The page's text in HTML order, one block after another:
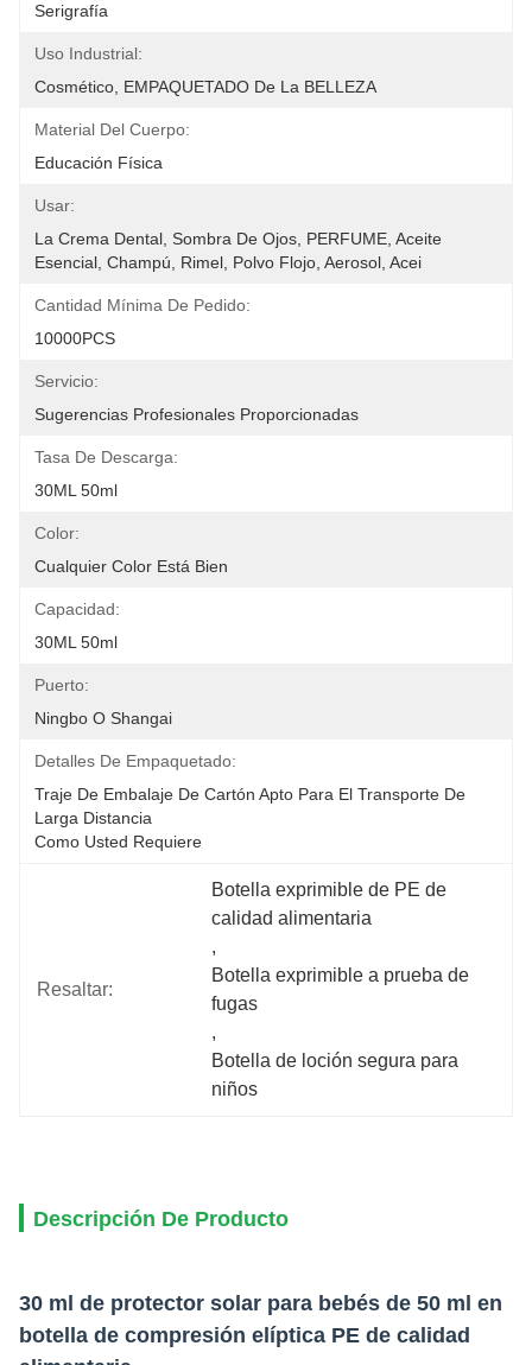
Serigrafía
Uso Industrial:
Cosmético, EMPAQUETADO De La BELLEZA
Material Del Cuerpo:
Educación Física
Usar:
La Crema Dental, Sombra De Ojos, PERFUME, Aceite
Esencial, Champú, Rimel, Polvo Flojo, Aerosol, Acei
Cantidad Mínima De Pedido:
10000PCS
Servicio:
Sugerencias Profesionales Proporcionadas
Tasa De Descarga:
30ML 50ml
Color:
Cualquier Color Está Bien
Capacidad:
30ML 50ml
Puerto:
Ningbo O Shangai
Detalles De Empaquetado:
Traje De Embalaje De Cartón Apto Para El Transporte De
Larga Distancia
Como Usted Requiere
Resaltar:
Botella exprimible de PE de
calidad alimentaria
,
Botella exprimible a prueba de
fugas
,
Botella de loción segura para
niños
Descripción De Producto
30 ml de protector solar para bebés de 50 ml en
botella de compresión elíptica PE de calidad